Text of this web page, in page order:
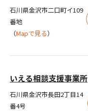
石川県金沢市二口町イ109
番地
（Mapで見る）
いえる相談支援事業所
石川県金沢市長田2丁目14
番4号